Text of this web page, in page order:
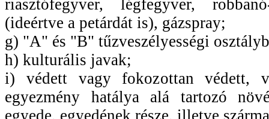
riasztófegyver, légfegyver,
(ideértve a petárdát is), gázspray;
g) "A" és "B" tűzveszélyességi
h) kulturális javak;
i) védett vagy fokozottan védett,
egyezmény hatálya alá tartozó